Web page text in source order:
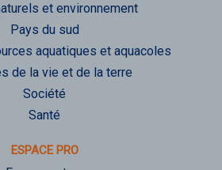
et environnement
Pays du sud
aquatiques et aquacoles
de la vie et de la terre
Société
Santé
ESPACE PRO